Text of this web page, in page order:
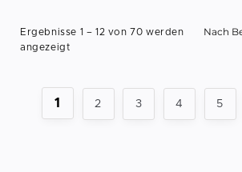
Ergebnisse 1 – 12 von 70 werden
angezeigt
1 2 3 4 5